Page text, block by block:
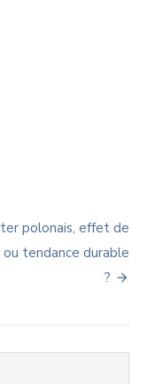
polonais, effet de
tendance durable
?